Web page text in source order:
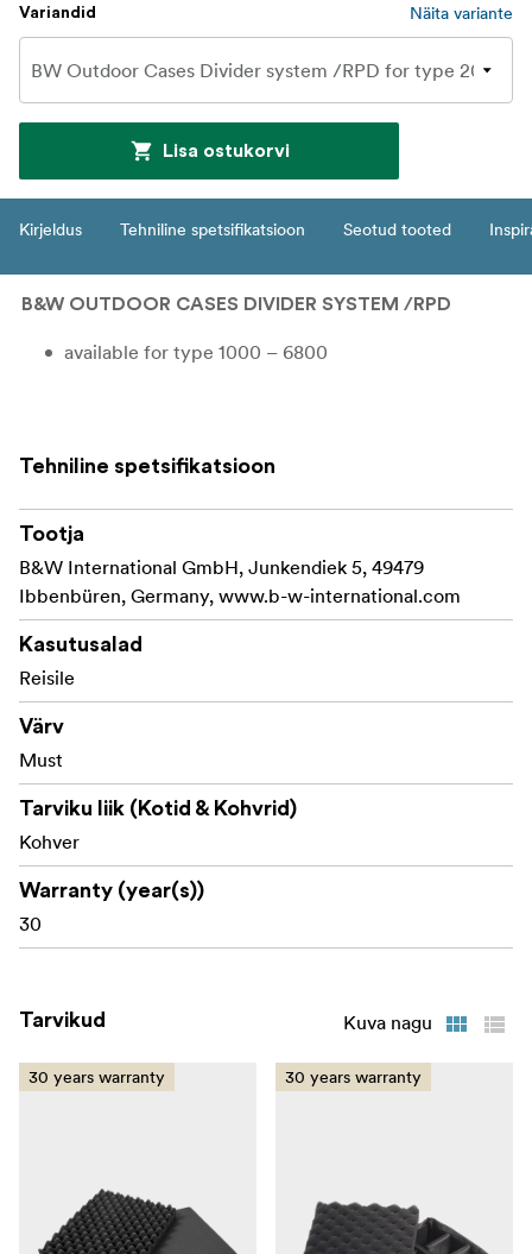
Variandid Näita variante
Lisa ostukorvi
Kirjeldus Tehniline spetsifikatsioon Seotud tooted
B&W OUTDOOR CASES DIVIDER SYSTEM /RPD
available for type 1000 – 6800
Tehniline spetsifikatsioon
Tootja
B&W International GmbH, Junkendiek 5, 49479
Ibbenbüren, Germany, www.b-w-international.com
Kasutusalad
Reisile
Värv
Must
Tarviku liik (Kotid & Kohvrid)
Kohver
Warranty (year(s))
30
Tarvikud Kuva nagu
30 years warranty 30 years warranty